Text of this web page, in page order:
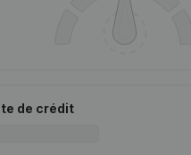
de crédit